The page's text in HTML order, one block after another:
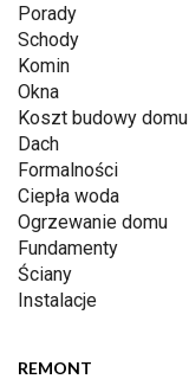
Porady
Schody
Komin
Okna
Koszt budowy domu
Dach
Formalności
Ciepła woda
Ogrzewanie domu
Fundamenty
Ściany
Instalacje
REMONT